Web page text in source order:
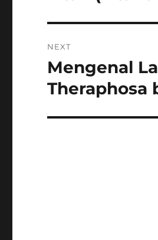
NEXT
Next
post:
Mengenal
Theraphosa